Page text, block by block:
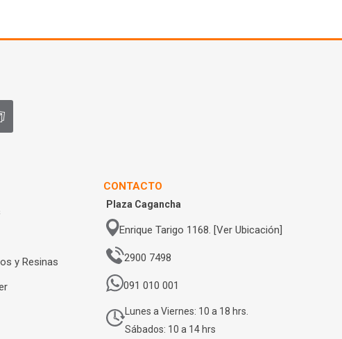
y Resinas
CONTACTO
Plaza Cagancha
Enrique Tarigo 1168. [Ver Ubicación]
2900 7498
091 010 001
Lunes a Viernes: 10 a 18 hrs.
Sábados: 10 a 14 hrs